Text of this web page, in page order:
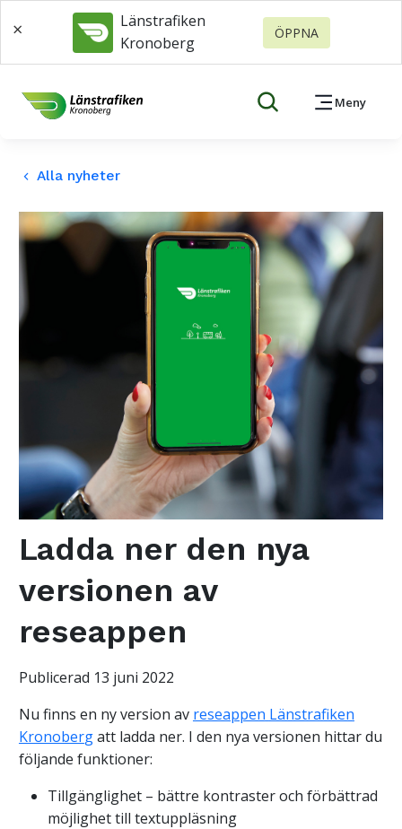
×
Länstrafiken
Kronoberg
ÖPPNA
Meny
keyboard_arrow_left Alla nyheter
Ladda ner den nya
versionen av
reseappen
Publicerad 13 juni 2022
Nu finns en ny version av reseappen Länstrafiken
Kronobergatt ladda ner. I den nya versionen hittar du
följande funktioner:
Tillgänglighet – bättre kontraster och förbättrad
möjlighet till textuppläsning